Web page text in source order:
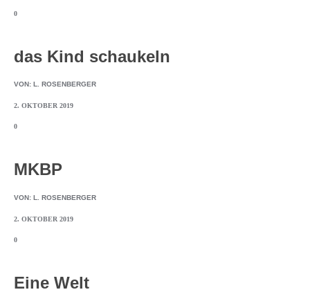
0
das Kind schaukeln
VON: L. ROSENBERGER
2. OKTOBER 2019
0
MKBP
VON: L. ROSENBERGER
2. OKTOBER 2019
0
Eine Welt